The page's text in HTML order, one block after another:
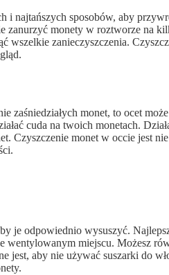
i najtańszych sposobów, aby
monety w roztworze na
wszelkie zanieczyszczenia.
zaśniedziałych monet, to ocet
cuda na twoich monetach.
Czyszczenie monet w occie jest
je odpowiednio wysuszyć.
wentylowanym miejscu. Możesz
jest, aby nie używać suszarki do